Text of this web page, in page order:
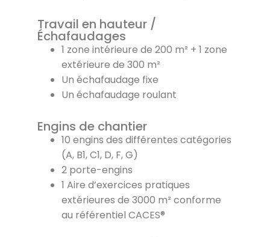
Travail en hauteur /
Échafaudages
1 zone intérieure de 200 m² + 1 zone
extérieure de 300 m²
Un échafaudage fixe
Un échafaudage roulant
Engins de chantier
10 engins des différentes catégories
(A, B1, C1, D, F, G)
2 porte-engins
1 Aire d’exercices pratiques
extérieures de 3000 m² conforme
au référentiel CACES®